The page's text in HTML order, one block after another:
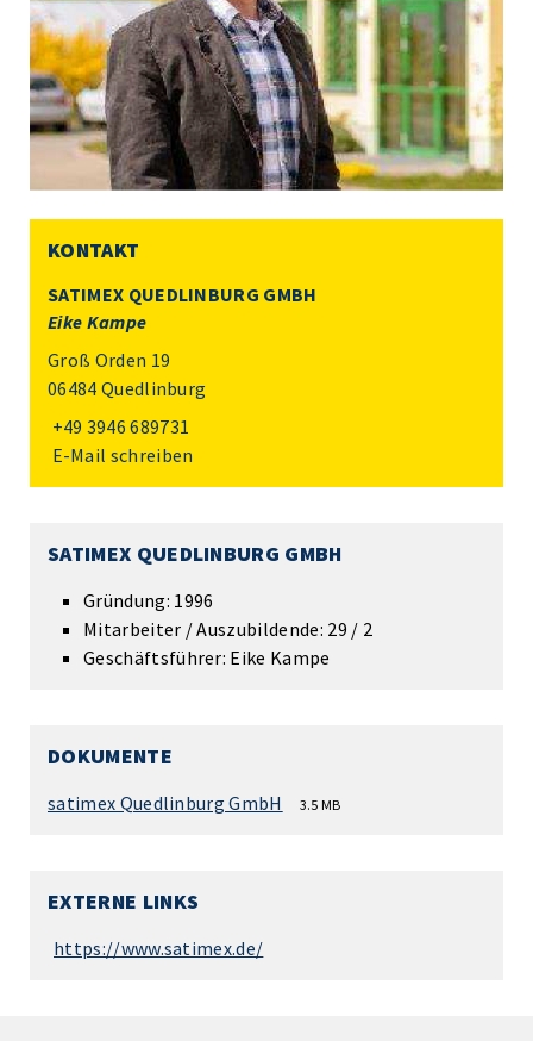
KONTAKT
SATIMEX QUEDLINBURG GMBH
Eike Kampe
Groß Orden 19
06484 Quedlinburg
+49 3946 689731
E-Mail schreiben
SATIMEX QUEDLINBURG GMBH
Gründung: 1996
Mitarbeiter / Auszubildende: 29 / 2
Geschäftsführer: Eike Kampe
DOKUMENTE
satimex Quedlinburg GmbH 3.5 MB
EXTERNE LINKS
https://www.satimex.de/